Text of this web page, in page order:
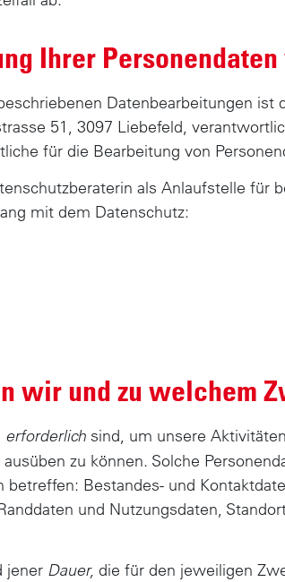
Ihrer
Datenbearbeitungen ist
51, 3097 Liebefeld,
für die Bearbeitung von
als Anlaufstelle für
mit dem Datenschutz:
wir und zu welchem
erforderlich sind, um unsere
zu können. Solche
Bestandes- und
und Nutzungsdaten,
jener Dauer, die für den jeweiligen